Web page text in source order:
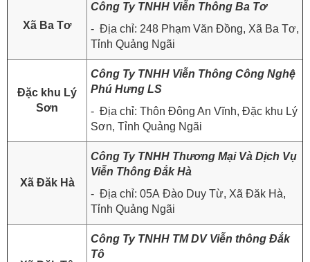
Xã Ba Tơ
Công Ty TNHH Viễn Thông Ba Tơ
- Địa chỉ: 248 Phạm Văn Đồng, Xã Ba Tơ,
Tỉnh Quảng Ngãi
Đặc khu Lý
Sơn
Công Ty TNHH Viễn Thông Công Nghệ
Phú Hưng LS
- Địa chỉ: Thôn Đông An Vĩnh, Đặc khu Lý
Sơn, Tỉnh Quảng Ngãi
Xã Đăk Hà
Công Ty TNHH Thương Mại Và Dịch Vụ
Viễn Thông Đắk Hà
- Địa chỉ: 05A Đào Duy Từ, Xã Đăk Hà,
Tỉnh Quảng Ngãi
Công Ty TNHH TM DV Viễn thông Đắk
Tô